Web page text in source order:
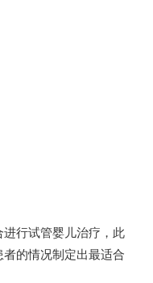
行试管婴儿治疗，此
的情况制定出最适合